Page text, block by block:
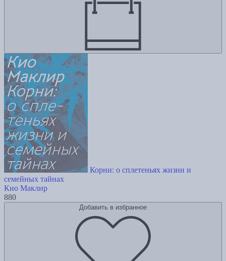
Корни: о сплетеньях жизни и
семейных тайнах
Кио Маклир
880
Добавить в избранное